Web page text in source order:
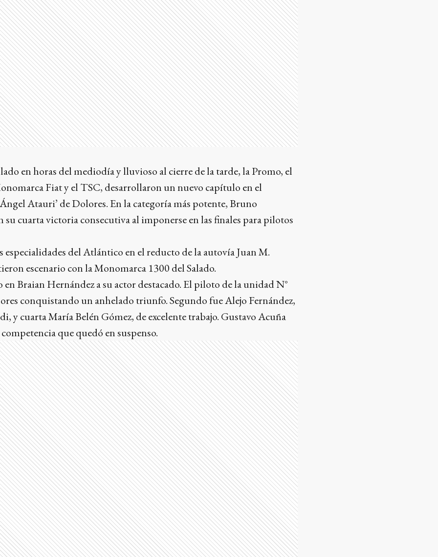
en horas del mediodía y lluvioso al cierre de la tarde, la Promo, el
Fiat y el TSC, desarrollaron un nuevo capítulo en el
Atauri’ de Dolores. En la categoría más potente, Bruno
su cuarta victoria consecutiva al imponerse en las finales para pilotos
especialidades del Atlántico en el reducto de la autovía Juan M.
escenario con la Monomarca 1300 del Salado.
Braian Hernández a su actor destacado. El piloto de la unidad N°
conquistando un anhelado triunfo. Segundo fue Alejo Fernández,
y cuarta María Belén Gómez, de excelente trabajo. Gustavo Acuña
que quedó en suspenso.